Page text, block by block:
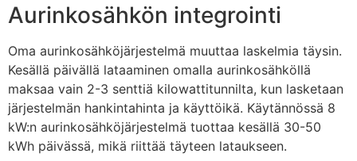
Aurinkosähkön integrointi
Oma aurinkosähköjärjestelmä muuttaa laskelmia täysin.
Kesällä päivällä lataaminen omalla aurinkosähköllä
maksaa vain 2-3 senttiä kilowattitunnilta, kun lasketaan
järjestelmän hankintahinta ja käyttöikä. Käytännössä 8
kW:n aurinkosähköjärjestelmä tuottaa kesällä 30-50
kWh päivässä, mikä riittää täyteen lataukseen.